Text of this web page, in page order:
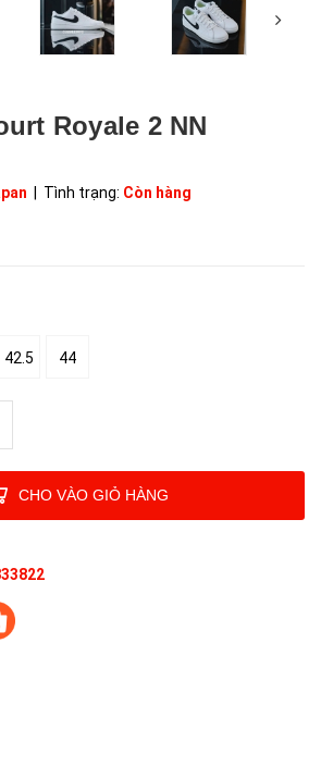
Royale 2 NN
| Tình trạng: Còn hàng
42.5 44
CHO VÀO GIỎ HÀNG